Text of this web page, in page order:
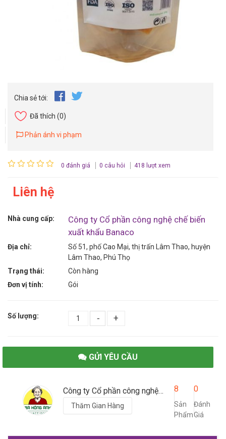
Chia sẻ tới:
Đã thích (0)
Phản ánh vi phạm
0 đánh giá 0 câu hỏi 418 lượt xem
Liên hệ
Nhà cung cấp:
Công ty Cổ phần công nghệ chế biến
xuất khẩu Banaco
Địa chỉ:
Số 51, phố Cao Mại, thị trấn Lâm Thao, huyện
Lâm Thao, Phú Thọ
Trạng thái:
Còn hàng
Đơn vị tính:
Gói
Số lượng: - +
GỬI YÊU CẦU
Công ty Cổ phần công nghệ chế biến xuất khẩu Banaco
Thăm Gian Hàng
8
Sản
Phẩm
0
Đánh
Giá